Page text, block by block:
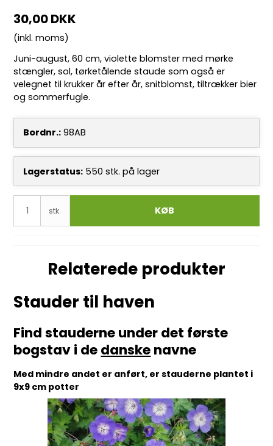
30,00 DKK
(inkl. moms)
Juni-august, 60 cm, violette blomster med mørke
stængler, sol, tørketålende staude som også er
velegnet til krukker år efter år, snitblomst, tiltrækker bier
og sommerfugle.
Bordnr.: 98AB
Lagerstatus: 550 stk. på lager
stk. KØB
Relaterede produkter
Stauder til haven
Find stauderne under det første
bogstav i dedanskenavne
Med mindre andet er anført, er stauderne plantet i
9x9 cm potter